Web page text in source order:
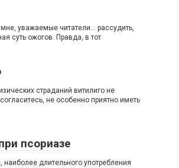
уважаемые читатели… рассудить,
суть ожогов. Правда, в тот
страданий витилиго не
не особенно приятно иметь
псориазе
наиболее длительного употребления